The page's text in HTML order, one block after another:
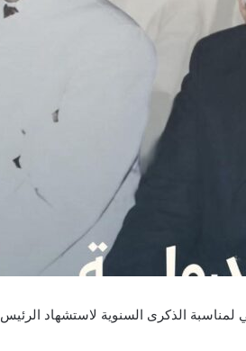
الذكرى السنوية لاستشهاد الرئيس